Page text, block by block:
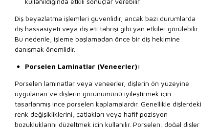
Diş beyazlatma işlemleri güvenlidir, ancak bazı durumlarda
diş hassasiyeti veya diş eti tahrişi gibi yan etkiler görülebilir.
Bu nedenle, işleme başlamadan önce bir diş hekimine
danışmak önemlidir.
Porselen Laminatlar (Veneerler):
Porselen laminatlar veya veneerler, dişlerin ön yüzeyine
uygulanan ve dişlerin görünümünü iyileştirmek için
tasarlanmış ince porselen kaplamalardır. Genellikle dişlerdeki
renk değişikliklerini, çatlakları veya hafif pozisyon
bozukluklarını düzeltmek için kullanılır. Porselen, doğal dişler